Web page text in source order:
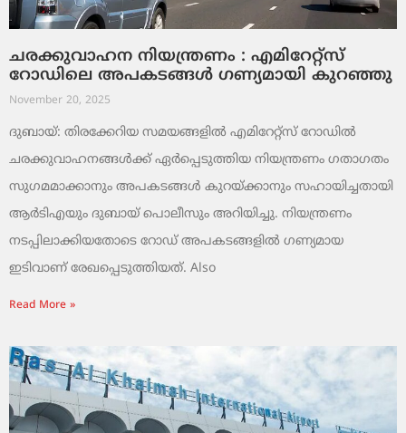
ചരക്കുവാഹന നിയന്ത്രണം : എമിറേറ്റ്സ്
റോഡിലെ അപകടങ്ങൾ ഗണ്യമായി കുറഞ്ഞു
November 20, 2025
ദുബായ്: തിരക്കേറിയ സമയങ്ങളിൽ എമിറേറ്റ്സ് റോഡിൽ
ചരക്കുവാഹനങ്ങൾക്ക് ഏർപ്പെടുത്തിയ നിയന്ത്രണം ഗതാഗതം
സുഗമമാക്കാനും അപകടങ്ങൾ കുറയ്ക്കാനും സഹായിച്ചതായി
ആർടിഎയും ദുബായ് പൊലീസും അറിയിച്ചു. നിയന്ത്രണം
നടപ്പിലാക്കിയതോടെ റോഡ് അപകടങ്ങളിൽ ഗണ്യമായ
ഇടിവാണ് രേഖപ്പെടുത്തിയത്. Also
Read More »